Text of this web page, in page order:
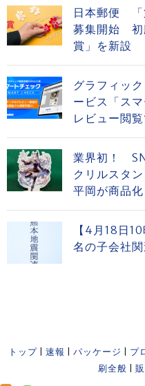
日本郵便 「
募集開始 初
賞」を新設
グラフィッ
ービス「ス
レビュー閲
業界初！
クリルスタ
平岡が商品化
【4月18日
名の子会社
トップ 速報 パッケージ プ
刷全般